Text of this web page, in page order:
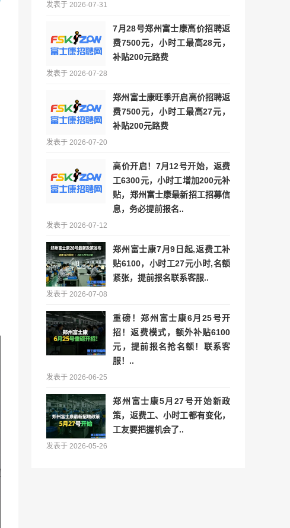
发表于 2026-07-31
7月28号郑州富士康高价招聘返
费7500元，小时工最高28元，
补贴200元路费
发表于 2026-07-28
郑州富士康旺季开启高价招聘返
费7500元，小时工最高27元，
补贴200元路费
发表于 2026-07-20
高价开启！7月12号开始，返费
工6300元，小时工增加200元补
贴，郑州富士康最新招工招募信
息，务必提前报名..
发表于 2026-07-12
郑州富士康7月9日起,返费工补
贴6100，小时工27元小时,名额
紧张，提前报名联系客服..
发表于 2026-07-08
重磅！郑州富士康6月25号开
招！返费模式，额外补贴6100
元，提前报名抢名额！联系客
服！..
发表于 2026-06-25
郑州富士康5月27号开始新政
策，返费工、小时工都有变化，
工友要把握机会了..
发表于 2026-05-26